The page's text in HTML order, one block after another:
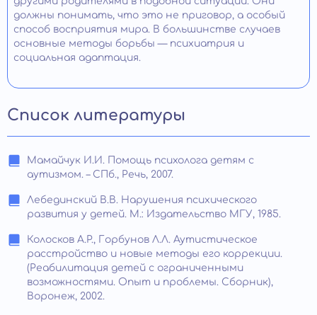
должны понимать, что это не приговор, а особый
способ восприятия мира. В большинстве случаев
основные методы борьбы — психиатрия и
социальная адаптация.
Список литературы
Мамайчук И.И. Помощь психолога детям с
аутизмом. – СПб., Речь, 2007.
Лебединский В.В. Нарушения психического
развития у детей. М.: Издательство МГУ, 1985.
Колосков А.Р., Горбунов Л.Л. Аутистическое
расстройство и новые методы его коррекции.
(Реабилитация детей с ограниченными
возможностями. Опыт и проблемы. Сборник),
Воронеж, 2002.